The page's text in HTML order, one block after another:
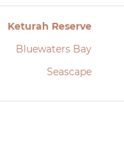
Keturah Reserve
Bluewaters Bay
Seascape